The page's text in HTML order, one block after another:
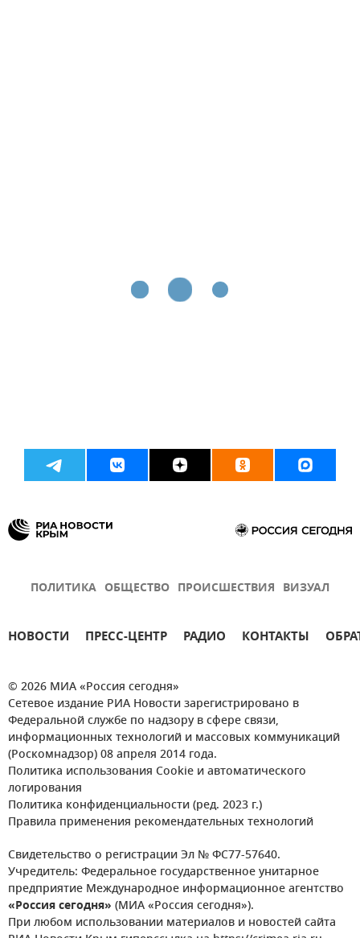
ПОЛИТИКА ОБЩЕСТВО ПРОИСШЕСТВИЯ ВИЗУАЛ
НОВОСТИ ПРЕСС-ЦЕНТР РАДИО КОНТАКТЫ
© 2026 МИА «Россия сегодня»
Сетевое издание РИА Новости зарегистрировано в
Федеральной службе по надзору в сфере связи,
информационных технологий и массовых коммуникаций
(Роскомнадзор) 08 апреля 2014 года.
Политика использования Cookie и автоматического
логирования
Политика конфиденциальности (ред. 2023 г.)
Правила применения рекомендательных технологий
Свидетельство о регистрации Эл № ФС77-57640.
Учредитель: Федеральное государственное унитарное
предприятие Международное информационное агентство
«Россия сегодня» (МИА «Россия сегодня»).
При любом использовании материалов и новостей сайта